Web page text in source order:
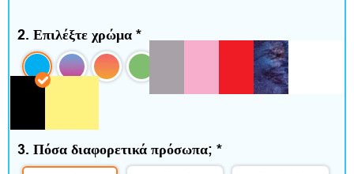
π
ί
ι
κ
2. Επιλέξτε χρώμα *
3. Πόσα διαφορετικά πρόσωπα; *